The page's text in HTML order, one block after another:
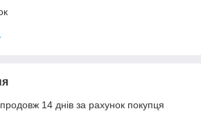
14 днів за рахунок покупця